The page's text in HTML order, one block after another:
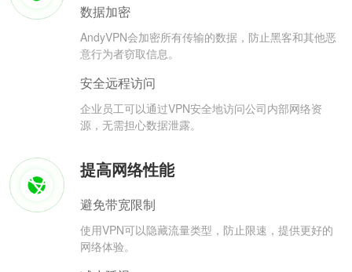
数据加密
AndyVPN会加密所有传输的数据，防止黑客和其他恶
意行为者窃取信息。
安全远程访问
企业员工可以通过VPN安全地访问公司内部网络资
源，无需担心数据泄露。
提高网络性能
避免带宽限制
使用VPN可以隐藏流量类型，防止限速，提供更好的
网络体验。